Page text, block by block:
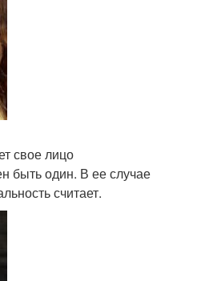
свое лицо
быть один. В ее случае
считает.